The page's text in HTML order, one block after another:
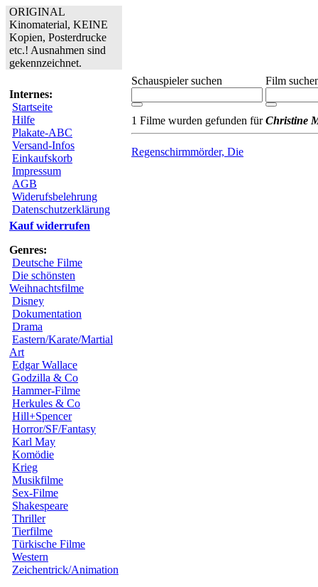
ORIGINAL
Kinomaterial, KEINE
Kopien, Posterdrucke
etc.! Ausnahmen sind
gekennzeichnet.
Internes:
Startseite
Hilfe
Plakate-ABC
Versand-Infos
Einkaufskorb
Impressum
AGB
Widerufsbelehrung
Datenschutzerklärung
Kauf widerrufen
Genres:
Deutsche Filme
Die schönsten
Weihnachtsfilme
Disney
Dokumentation
Drama
Eastern/Karate/Martial
Art
Edgar Wallace
Godzilla & Co
Hammer-Filme
Herkules & Co
Hill+Spencer
Horror/SF/Fantasy
Karl May
Komödie
Krieg
Musikfilme
Sex-Filme
Shakespeare
Thriller
Tierfilme
Türkische Filme
Western
Zeichentrick/Animation
Schauspieler suchen Film
1 Filme wurden gefunden fürChristine
Regenschirmmörder, Die